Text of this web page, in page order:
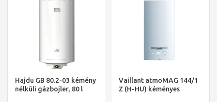
Hajdu GB 80.2-03 kémény
nélküli gázbojler, 80 l
Vaillant atmoMAG 144/1
Z (H-HU) kéményes